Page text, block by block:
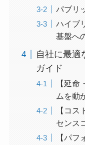
パブリ
ハイブ
基盤へ
自社に最適
ガイド
【延
ムを動
【コ
センス
【パ